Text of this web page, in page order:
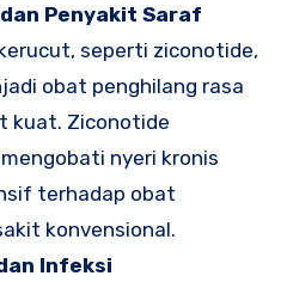
Penyakit Saraf
seperti ziconotide,
obat penghilang rasa
kuat. Ziconotide
nyeri kronis
terhadap obat
konvensional.
Infeksi